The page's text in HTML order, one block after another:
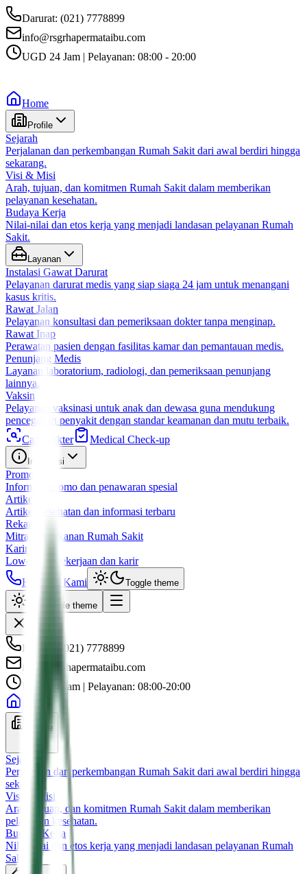
Darurat: (021) 7778899
info@rsgrhapermataibu.com
UGD 24 Jam | Pelayanan: 08:00 - 20:00
Home
Profile
Sejarah
Perjalanan dan perkembangan Rumah Sakit dari awal berdiri hingga
sekarang.
Visi & Misi
Arah, tujuan, dan komitmen Rumah Sakit dalam memberikan
pelayanan kesehatan.
Budaya Kerja
Nilai-nilai dan etos kerja yang menjadi landasan pelayanan Rumah
Sakit.
Layanan
Instalasi Gawat Darurat
Pelayanan darurat medis yang siap siaga 24 jam untuk menangani
kasus kritis.
Rawat Jalan
Pelayanan konsultasi dan pemeriksaan dokter tanpa menginap.
Rawat Inap
Perawatan pasien dengan fasilitas kamar dan pemantauan medis.
Penunjang Medis
Layanan laboratorium, radiologi, dan pemeriksaan penunjang
lainnya.
Vaksin
Pelayanan vaksinasi untuk anak dan dewasa guna mendukung
pencegahan penyakit dengan standar keamanan dan mutu terbaik.
Cari Dokter
Medical Check-up
Informasi
Promo
Informasi promo dan penawaran spesial
Artikel
Artikel kesehatan dan informasi terbaru
Rekanan
Mitra dan rekanan Rumah Sakit
Karir
Lowongan pekerjaan dan karir
Hubungi Kami
Toggle theme
Toggle theme
Darurat: (021) 7778899
info@rsgrhapermataibu.com
UGD 24 Jam | Pelayanan: 08:00-20:00
Profile
Sejarah
Perjalanan dan perkembangan Rumah Sakit dari awal berdiri hingga
sekarang.
Visi & Misi
Arah, tujuan, dan komitmen Rumah Sakit dalam memberikan
pelayanan kesehatan.
Budaya Kerja
Nilai-nilai dan etos kerja yang menjadi landasan pelayanan Rumah
Sakit.